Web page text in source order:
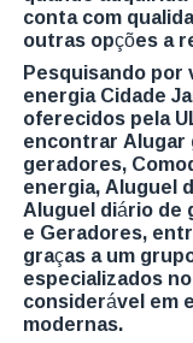
conta com
outras opções a
Pesquisando por
energia Cidade
oferecidos pela
encontrar Alugar
geradores,
energia, Aluguel
Aluguel diário de
e Geradores,
graças a um
especializados
considerável em
modernas.